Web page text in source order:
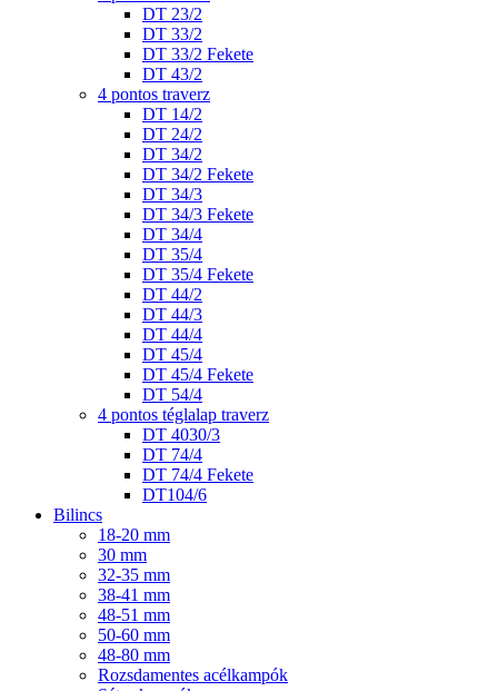
DT 23/2
DT 33/2
DT 33/2 Fekete
DT 43/2
4 pontos traverz
DT 14/2
DT 24/2
DT 34/2
DT 34/2 Fekete
DT 34/3
DT 34/3 Fekete
DT 34/4
DT 35/4
DT 35/4 Fekete
DT 44/2
DT 44/3
DT 44/4
DT 45/4
DT 45/4 Fekete
DT 54/4
4 pontos téglalap traverz
DT 4030/3
DT 74/4
DT 74/4 Fekete
DT104/6
Bilincs
18-20 mm
30 mm
32-35 mm
38-41 mm
48-51 mm
50-60 mm
48-80 mm
Rozsdamentes acélkampók